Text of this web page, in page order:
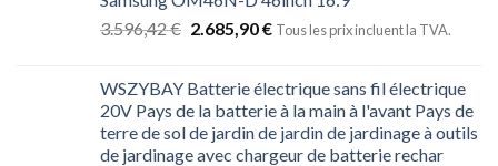
3.596,42€ 2.685,90€ Tous les prix incluent la TVA.
WSZYBAY Batterie électrique sans fil électrique
20V Pays de la batterie à la main à l'avant Pays de
terre de sol de jardin de jardin de jardinage à outils
de jardinage avec chargeur de batterie rechar